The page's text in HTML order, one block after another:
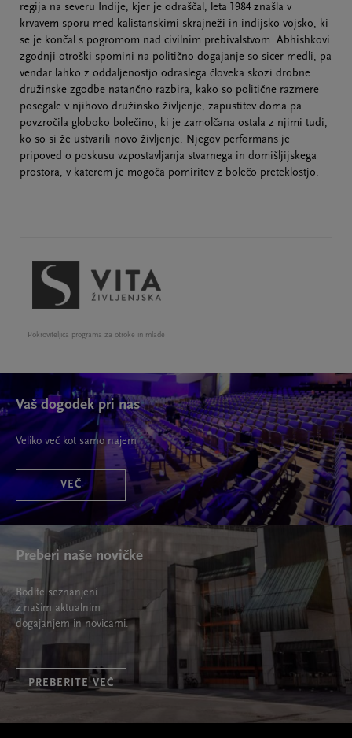
regija na severu Indije, kjer je odraščal, leta 1984 znašla v
krvavem sporu med kalistanskimi skrajneži in indijsko vojsko, ki
se je končal s pogromom nad civilnim prebivalstvom. Abhishkovi
zgodnji otroški spomini na politično dogajanje so sicer medli, pa
vendar lahko z oddaljenostjo odraslega človeka skozi drobne
družinske zgodbe natančno razbira, kako so politične razmere
posegale v njihovo družinsko življenje, zapustitev doma pa
povzročila globoko bolečino, ki je zamolčana ostala z njimi tudi,
ko so si že ustvarili novo življenje. Njegov performans je
pripoved o poskusu vzpostavljanja stvarnega in domišljijskega
prostora, v katerem je mogoča pomiritev z bolečo preteklostjo.
Pokroviteljica programa za otroke in mlade
Vaš dogodek pri nas
Veliko več kot samo najem
VEČ
Preberi naše novičke
Bodite seznanjeni
z našim aktualnim
dogajanjem in novicami.
PREBERITE VEČ